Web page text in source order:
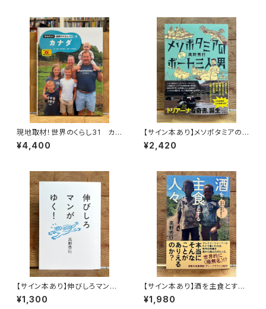
現地取材！世界のくらし31 カナ
ダ
¥4,400
【サイン本あり】メソポタミアの
ボート三人男
¥2,420
【サイン本あり】伸びしろマンが
ゆく！
¥1,300
【サイン本あり】酒を主食とする
人々 エチオピアの科学的秘境
を旅する
¥1,980